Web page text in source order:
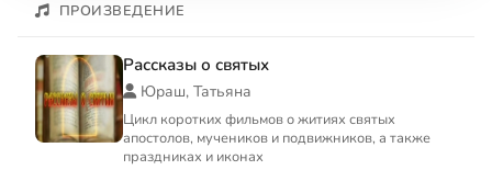
ПРОИЗВЕДЕНИЕ
Рассказы о святых
Юраш, Татьяна
Цикл коротких фильмов о житиях святых
апостолов, мучеников и подвижников, а также
праздниках и иконах